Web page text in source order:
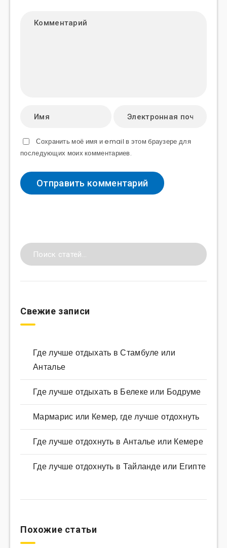
Сохранить моё имя и email в этом браузере для
последующих моих комментариев.
Свежие записи
Где лучше отдыхать в Стамбуле или
Анталье
Где лучше отдыхать в Белеке или Бодруме
Мармарис или Кемер, где лучше отдохнуть
Где лучше отдохнуть в Анталье или Кемере
Где лучше отдохнуть в Тайланде или Египте
Похожие статьи